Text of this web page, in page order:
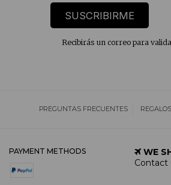
SUSCRIBIRME
Recibirás un correo para
PREGUNTAS FRECUENTES
PAYMENT METHODS
WE
Contact